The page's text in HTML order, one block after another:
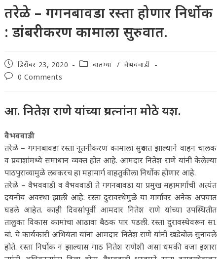
तरेळे – गगनबावडा रस्ता होणार निर्धोक
: डांबरीकरण कामाला सुरुवात.
Post
published:
डिसेंबर 23, 2020
Postबातम्या / वैभववाडी
Post0 Comments
आ. नितेश राणे यांच्या प्रयत्नांना मोठे यश.
वैभववाडी
तरेळे – गगनबावडा रस्ता नूतनीकरण कामाला सुरुवात झाल्याने वाहन चालक
व प्रवाशांमध्ये समाधान व्यक्त होत आहे. आमदार नितेश राणे यांनी केलेल्या
पाठपुराव्यामुळे लवकरच हा महामार्ग वाहतुकीला निर्धोक होणार आहे.
तरेळे – वैभववाडी व वैभववाडी ते गगनबावडा या प्रमुख महामार्गाची अत्यंत
दयनीय अवस्था झाली आहे. रस्ता दुरावस्थेमुळे या मार्गावर अनेक अपघात
घडले आहेत. काही दिवसांपूर्वी आमदार नितेश राणे यांच्या उपस्थितीत
तालुका विकास कामांचा आढावा बैठक पार पडली. रस्ता दुरावस्थेवरून सा.
बां. चे कार्यकारी अभियंता यांना आमदार नितेश राणे यांनी खडेबोल सुनावले
होते. रस्ता निर्धोक न झाल्यास गाठ नितेश राणेशी असा धमकी वजा इशारा